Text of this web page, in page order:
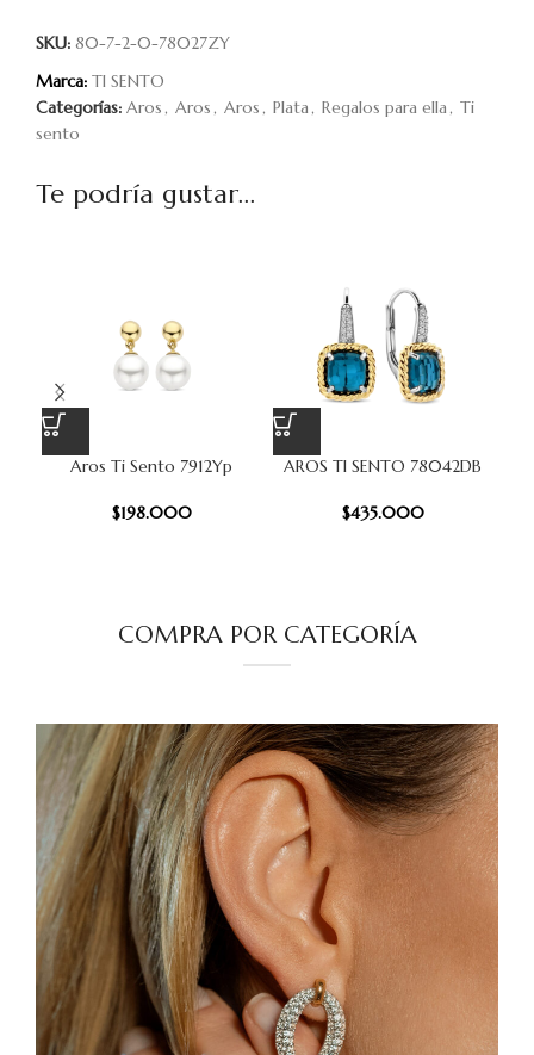
SKU: 80-7-2-0-78027ZY
Categorías: Aros, Aros, Aros, Plata, Regalos para ella, Ti
sento
Marca: TI SENTO
Te podría gustar...
Aros Ti Sento 7912Yp
$198.000
AROS TI SENTO 78042DB
$435.000
COMPRA POR CATEGORÍA